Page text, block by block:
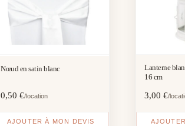
Nœud en satin blanc
0,50€/location
AJOUTER À MON DEVIS
Lanterne
16 cm
3,00€/